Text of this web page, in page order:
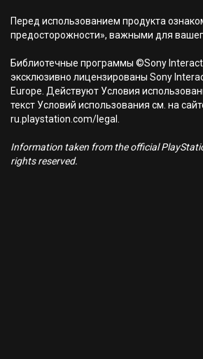
Перед использованием продукта
предосторожности», важными для
Библиотечные программы ©Sony
эксклюзивно лицензированы Sony
Europe. Действуют Условия
текст Условий использования см. на
ru.playstation.com/legal.
Information taken from the official
rights reserved.